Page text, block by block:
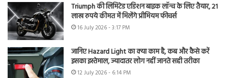
Triumph की लिमिटेड एडिशन बाइक लॉन्च के लिए तैयार, 21
लाख रुपये कीमत में मिलेंगे प्रीमियम फीचर्स
16 July 2026 - 3:17 PM
जानिए Hazard Light का क्या काम है, कब और कैसे करें
इसका इस्तेमाल, ज्यादातर लोग नहीं जानते सही तरीका
12 July 2026 - 6:14 PM